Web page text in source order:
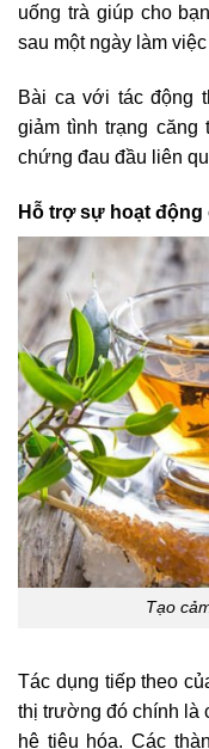
uống trà giúp cho
sau một ngày làm
Bài ca với tác động
giảm tình trạng căng
chứng đau đầu liên
Hỗ trợ sự hoạt động
Tạo
Tác dụng tiếp theo
thị trường đó chính là
hệ tiêu hóa. Các